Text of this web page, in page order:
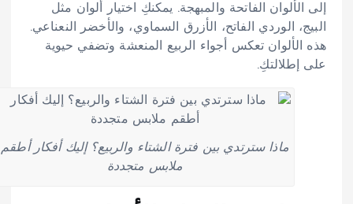
إلى الألوان الفاتحة والمبهجة. يمكنكِ اختيار ألوان مثل
البيج، الوردي الفاتح، الأزرق السماوي، والأخضر النعناعي.
هذه الألوان تعكس أجواء الربيع المنعشة وتضفي حيوية
على إطلالتكِ.
ماذا سترتدي بين فترة الشتاء والربيع؟ إليك أفكار أطقم
ملابس متجددة